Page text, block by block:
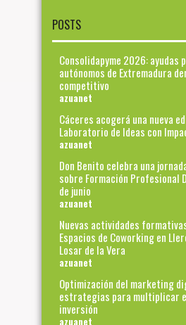
POSTS
Consolidapyme 2026: ayudas
autónomos de Extremadura
competitivo
azuanet
Cáceres acogerá una nueva
Laboratorio de Ideas con
azuanet
Don Benito celebra una
sobre Formación Profesional
de junio
azuanet
Nuevas actividades
Espacios de Coworking en
Losar de la Vera
azuanet
Optimización del marketing
estrategias para multiplicar
inversión
azuanet